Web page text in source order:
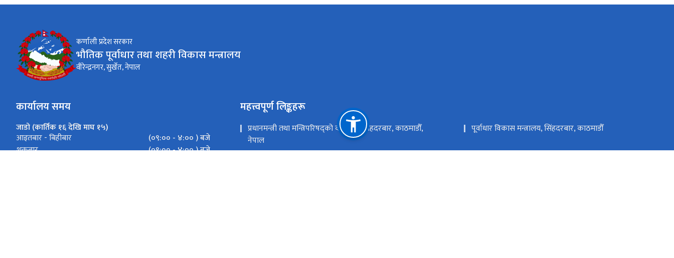
कर्णाली प्रदेश सरकार
भौतिक पूर्वाधार तथा शहरी विकास मन्त्रालय
वीरेन्द्रनगर, सुर्खेत, नेपाल
कार्यालय समय
जाडो (कार्तिक १६ देखि माघ १५)
आइतबार - बिहीबार
(०९:०० - ४:०० ) बजे
शुक्रबार
(०९:०० - ४:०० ) बजे
महत्त्वपूर्ण लिङ्कहरू
प्रधानमन्त्री तथा मन्त्रिपरिषद्को कार्यालय सिंहदरबार, काठमाडौँ,
नेपाल
पूर्वाधार विकास मन्त्रालय, सिंहदरबार, काठमाडौँ